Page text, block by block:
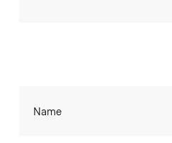
Name